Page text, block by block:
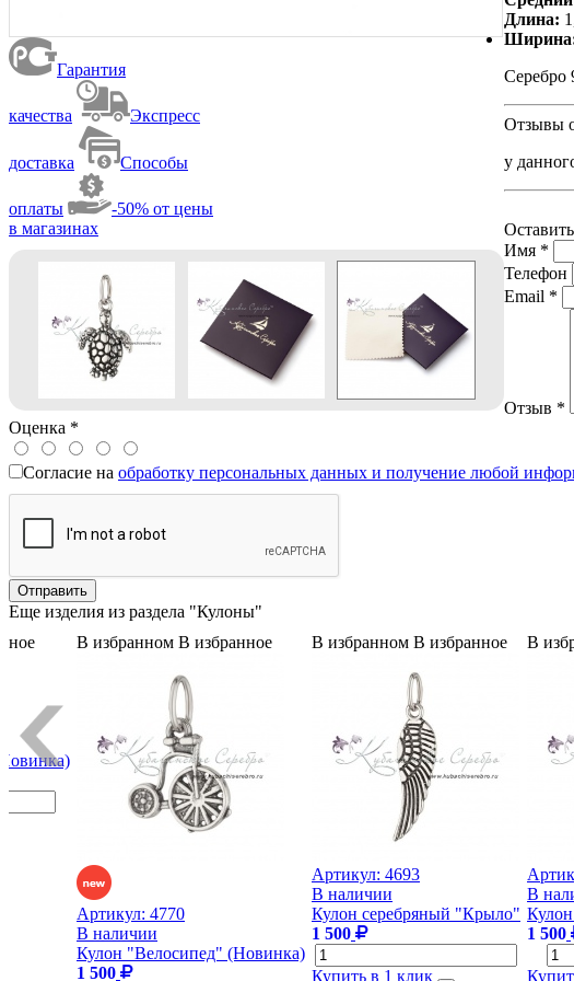
Гарантия
качества Экспресс
доставка Способы
оплаты
-50% от цены
в магазинах
Длина:
Серебро
Отзывы
у
Имя *
Телефон
Email *
Отзыв *
Оценка *
Согласие на обработку персональных данных и получение любой
Еще изделия из раздела "Кулоны"
В избранном В избранное
Артикул: 4770
В наличии
Кулон "Велосипед" (Новинка)
1 500
В избранном В избранное
Артикул: 4693
В наличии
Кулон серебряный "Крыло"
1 500
Купить в 1 клик
В
В
1 500